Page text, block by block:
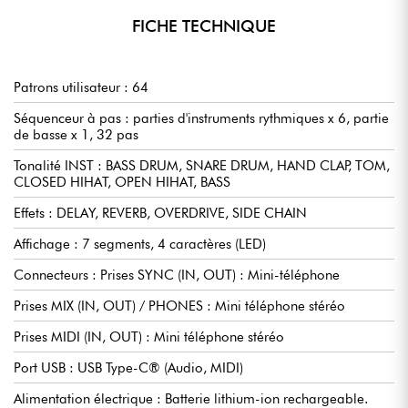
FICHE TECHNIQUE
Patrons utilisateur : 64
Séquenceur à pas : parties d'instruments rythmiques x 6, partie
de basse x 1, 32 pas
Tonalité INST : BASS DRUM, SNARE DRUM, HAND CLAP, TOM,
CLOSED HIHAT, OPEN HIHAT, BASS
Effets : DELAY, REVERB, OVERDRIVE, SIDE CHAIN
Affichage : 7 segments, 4 caractères (LED)
Connecteurs : Prises SYNC (IN, OUT) : Mini-téléphone
Prises MIX (IN, OUT) / PHONES : Mini téléphone stéréo
Prises MIDI (IN, OUT) : Mini téléphone stéréo
Port USB : USB Type-C® (Audio, MIDI)
Alimentation électrique : Batterie lithium-ion rechargeable.